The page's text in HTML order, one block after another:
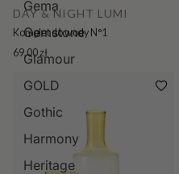
Gema
Gemstone
Glamour
GOLD
Gothic
Harmony
Heritage
DAY & NIGHT LUMI
Komplet do wody N°1
69,00 zł